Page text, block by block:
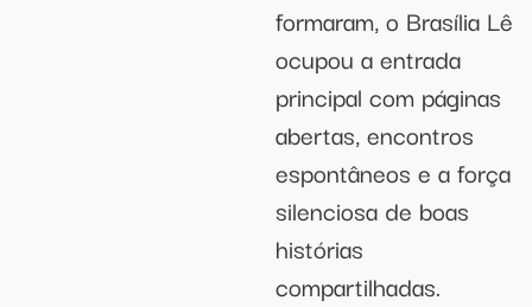
formaram, o Brasília Lê
ocupou a entrada
principal com páginas
abertas, encontros
espontâneos e a força
silenciosa de boas
histórias
compartilhadas.